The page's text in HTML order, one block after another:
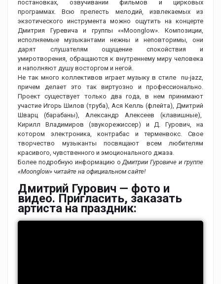
постановках, озвучивании фильмов и цирковых
программах. Всю прелесть мелодий, извлекаемых из
экзотического инструмента можно ощутить на концерте
Дмитрия Гуревича и группы ««Moonglow». Композиции,
исполняемые музыкантами нежны и неповторимы, они
дарят слушателям ощущение спокойствия и
умиротворения, обращаются к внутреннему миру человека
и наполняют душу восторгом и негой.
Не так много коллективов играет музыку в стиле nu-jazz,
причем делает это так виртуозно и профессионально.
Проект существует только два года, в нем принимают
участие Игорь Шилов (труба), Ася Келль (флейта), Дмитрий
Шварц (барабаны), Александр Алексеев (клавишные),
Кирилл Владимиров (звукорежиссер) и Д. Гурович, на
котором электроника, контрабас и терменвокс. Свое
творчество музыканты посвящают всем любителям
красивого, чувственного и эмоционального джаза.
Более подробную информацию оДмитрии Гуровиче и группе
«Moonglow» читайте на официальном сайте!
Дмитрий Гурович — фото и
видео. Пригласить, заказать
артиста на праздник: